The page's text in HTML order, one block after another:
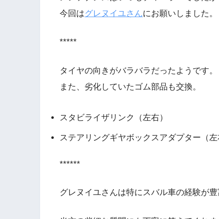
今回はグレヌイユさんにお願いしました。
*****
タイヤの向きがバラバラだったようです。
また、劣化していたゴム部品も交換。
スタビライザリンク（左右）
ステアリングギヤボックスアダプター（左
******
グレヌイユさんは特にスバル車の経験が